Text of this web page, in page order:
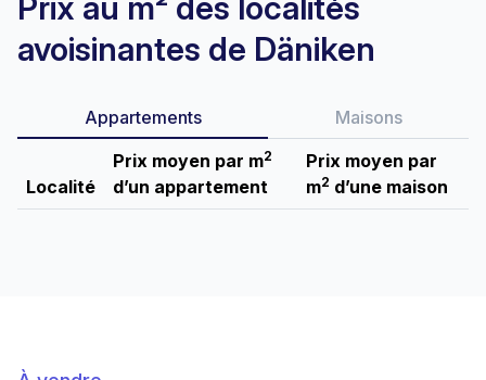
avoisinantes de Däniken
Appartements Maisons
Localité
Prix moyen par m2
d’un appartement
Prix moyen par
m2 d’une maison